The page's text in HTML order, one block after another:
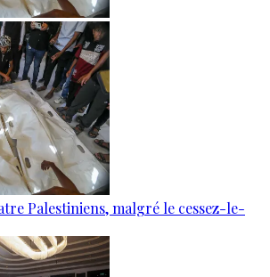
Palestiniens, malgré le cessez-le-